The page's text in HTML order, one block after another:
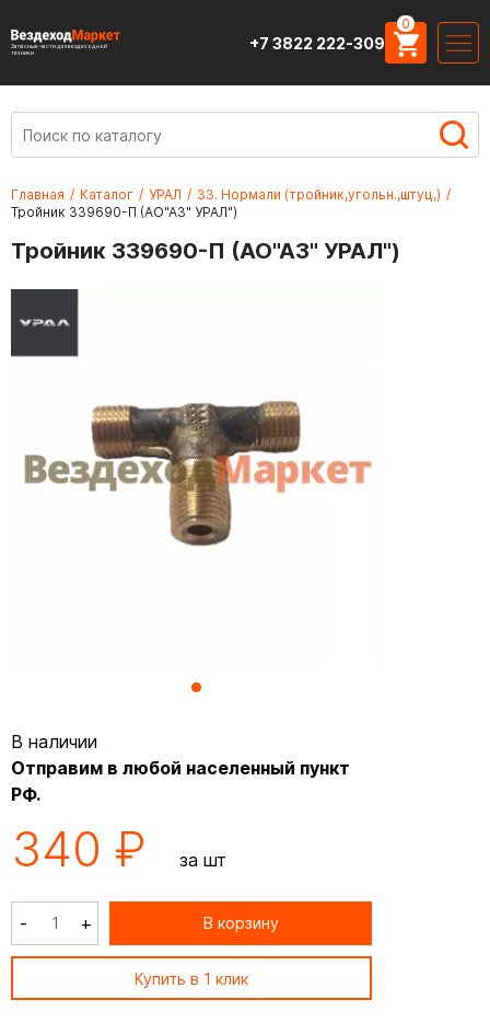
Запасные части для вездеходной
техники
+7 3822 222-309
0
Главная / Каталог / УРАЛ / 33. Нормали (тройник,угольн.,штуц,) /
Тройник 339690-П (АО"АЗ" УРАЛ")
Тройник 339690-П (АО"АЗ" УРАЛ")
В наличии
Отправим в любой населенный пункт
РФ.
340 ₽ за шт
- + В корзину
Купить в 1 клик